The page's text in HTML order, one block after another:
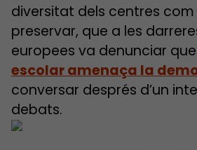
diversitat dels centres
preservar, que a les
europees va denunciar que
escolar amenaça la
conversar després d’un
debats.